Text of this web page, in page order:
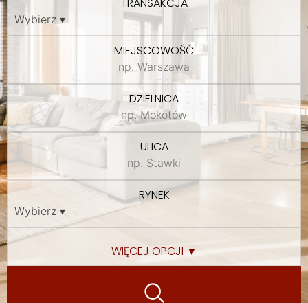
MIEJSCOWOŚĆ
DZIELNICA
ULICA
RYNEK
WIĘCEJ OPCJI ▼